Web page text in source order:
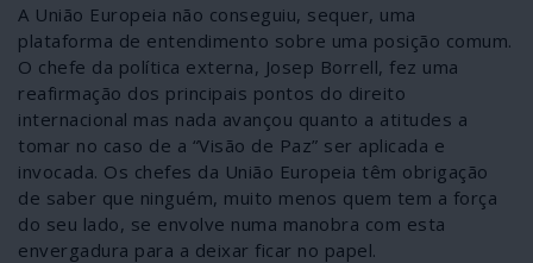
A União Europeia não conseguiu, sequer, uma
plataforma de entendimento sobre uma posição comum.
O chefe da política externa, Josep Borrell, fez uma
reafirmação dos principais pontos do direito
internacional mas nada avançou quanto a atitudes a
tomar no caso de a “Visão de Paz” ser aplicada e
invocada. Os chefes da União Europeia têm obrigação
de saber que ninguém, muito menos quem tem a força
do seu lado, se envolve numa manobra com esta
envergadura para a deixar ficar no papel.